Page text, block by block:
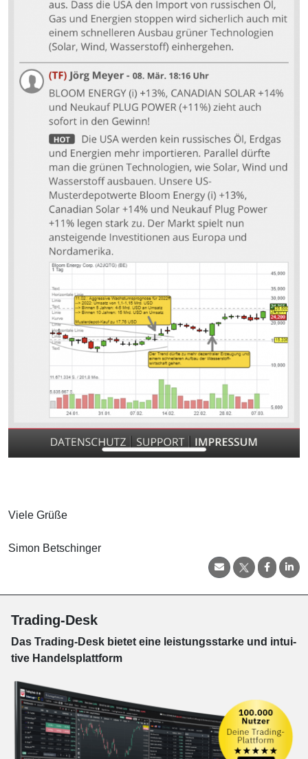
Viele Grüße
Simon Betschinger
Trading-Desk
Das Trading-Desk bie­tet eine leis­tungs­star­ke und in­tui­
tive Han­dels­platt­form